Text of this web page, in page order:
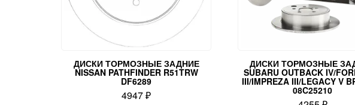
ДИСКИ ТОРМОЗНЫЕ ЗАДНИЕ
NISSAN PATHFINDER R51TRW
DF6289
4947₽
ДИСКИ ТОРМОЗНЫЕ
SUBARU OUTBACK IV/
III/IMPREZA III/LEGACY V
08C25210